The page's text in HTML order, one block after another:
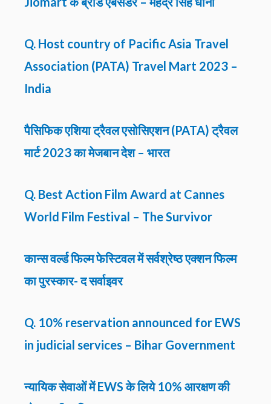
Q. Host country of Pacific Asia Travel
Association (PATA) Travel Mart 2023 –
India
पैसिफिक एशिया ट्रैवल एसोसिएशन (PATA) ट्रैवल
मार्ट 2023 का मेजबान देश – भारत
Q. Best Action Film Award at Cannes
World Film Festival – The Survivor
कान्स वर्ल्ड फिल्म फेस्टिवल में सर्वश्रेष्ठ एक्शन फिल्म
का पुरस्कार- द सर्वाइवर
Q. 10% reservation announced for EWS
in judicial services – Bihar Government
न्यायिक सेवाओं में EWS के लिये 10% आरक्षण की